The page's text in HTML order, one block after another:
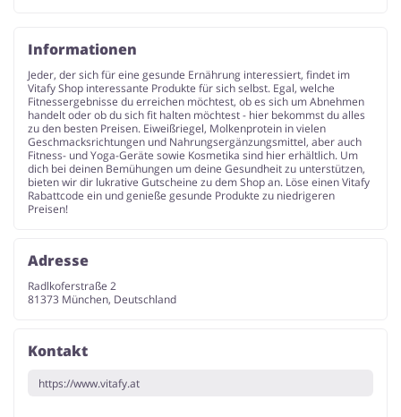
Informationen
Jeder, der sich für eine gesunde Ernährung interessiert, findet im
Vitafy Shop interessante Produkte für sich selbst. Egal, welche
Fitnessergebnisse du erreichen möchtest, ob es sich um Abnehmen
handelt oder ob du sich fit halten möchtest - hier bekommst du alles
zu den besten Preisen. Eiweißriegel, Molkenprotein in vielen
Geschmacksrichtungen und Nahrungsergänzungsmittel, aber auch
Fitness- und Yoga-Geräte sowie Kosmetika sind hier erhältlich. Um
dich bei deinen Bemühungen um deine Gesundheit zu unterstützen,
bieten wir dir lukrative Gutscheine zu dem Shop an. Löse einen Vitafy
Rabattcode ein und genieße gesunde Produkte zu niedrigeren
Preisen!
Adresse
Radlkoferstraße 2
81373 München, Deutschland
Kontakt
https://www.vitafy.at